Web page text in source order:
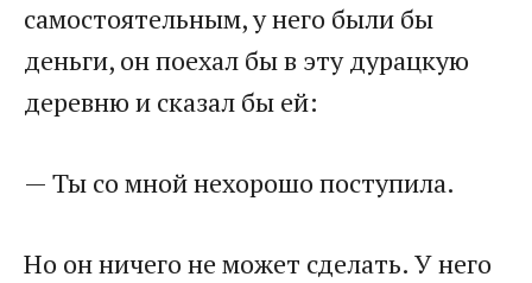
самостоятельным, у него были бы
деньги, он поехал бы в эту дурацкую
деревню и сказал бы ей:
— Ты со мной нехорошо поступила.
Но он ничего не может сделать. У него